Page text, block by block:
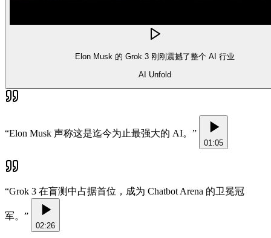
Elon Musk 的 Grok 3 刚刚震撼了整个 AI 行业
AI Unfold
“Elon Musk 声称这是迄今为止最强大的 AI。 ”
01:05
“Grok 3 在盲测中占据首位，成为 Chatbot Arena 的卫冕冠
军。 ”
02:26